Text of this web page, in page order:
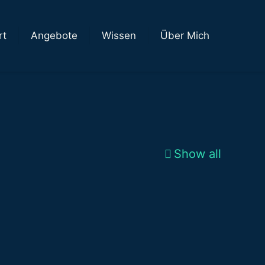
Angebote Wissen Über Mich
Show all